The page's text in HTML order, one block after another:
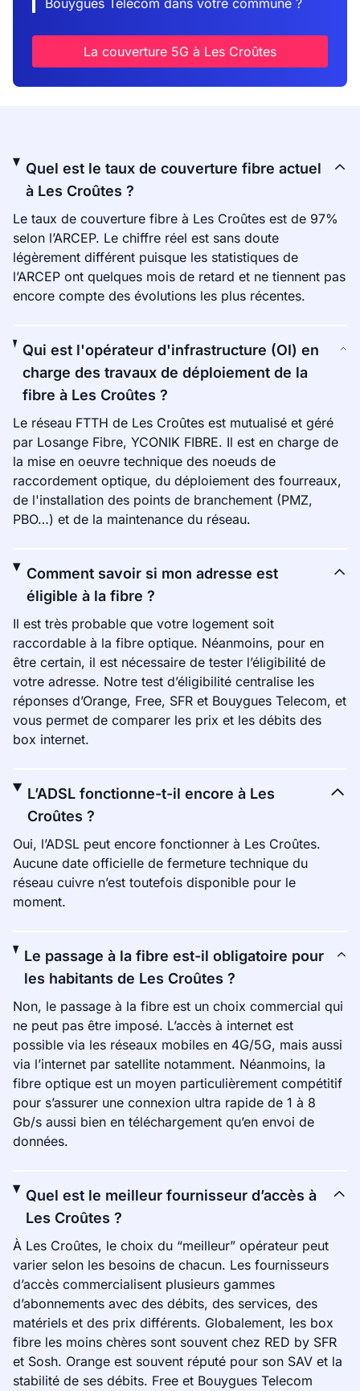
Bouygues Telecom dans votre commune ?
La couverture 5G à Les Croûtes
Quel est le taux de couverture fibre actuel
à Les Croûtes ?
Le taux de couverture fibre à Les Croûtes est de 97%
selon l’ARCEP. Le chiffre réel est sans doute
légèrement différent puisque les statistiques de
l’ARCEP ont quelques mois de retard et ne tiennent pas
encore compte des évolutions les plus récentes.
Qui est l'opérateur d'infrastructure (OI) en
charge des travaux de déploiement de la
fibre à Les Croûtes ?
Le réseau FTTH de Les Croûtes est mutualisé et géré
par Losange Fibre, YCONIK FIBRE. Il est en charge de
la mise en oeuvre technique des noeuds de
raccordement optique, du déploiement des fourreaux,
de l'installation des points de branchement (PMZ,
PBO…) et de la maintenance du réseau.
Comment savoir si mon adresse est
éligible à la fibre ?
Il est très probable que votre logement soit
raccordable à la fibre optique. Néanmoins, pour en
être certain, il est nécessaire de tester l’éligibilité de
votre adresse. Notre test d’éligibilité centralise les
réponses d’Orange, Free, SFR et Bouygues Telecom, et
vous permet de comparer les prix et les débits des
box internet.
L’ADSL fonctionne-t-il encore à Les
Croûtes ?
Oui, l’ADSL peut encore fonctionner à Les Croûtes.
Aucune date officielle de fermeture technique du
réseau cuivre n’est toutefois disponible pour le
moment.
Le passage à la fibre est-il obligatoire pour
les habitants de Les Croûtes ?
Non, le passage à la fibre est un choix commercial qui
ne peut pas être imposé. L’accès à internet est
possible via les réseaux mobiles en 4G/5G, mais aussi
via l’internet par satellite notamment. Néanmoins, la
fibre optique est un moyen particulièrement compétitif
pour s’assurer une connexion ultra rapide de 1 à 8
Gb/s aussi bien en téléchargement qu’en envoi de
données.
Quel est le meilleur fournisseur d’accès à
Les Croûtes ?
À Les Croûtes, le choix du “meilleur” opérateur peut
varier selon les besoins de chacun. Les fournisseurs
d’accès commercialisent plusieurs gammes
d’abonnements avec des débits, des services, des
matériels et des prix différents. Globalement, les box
fibre les moins chères sont souvent chez RED by SFR
et Sosh. Orange est souvent réputé pour son SAV et la
stabilité de ses débits. Free et Bouygues Telecom